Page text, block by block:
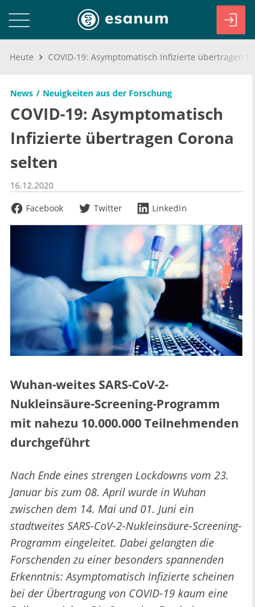
Heute
News Neuigkeiten aus der Forschung
COVID-19: Asymptomatisch
Infizierte übertragen Corona
selten
16.12.2020
Facebook
Twitter LinkedIn
Wuhan-weites SARS-CoV-2-
Nukleinsäure-Screening-Programm
mit nahezu 10.000.000 Teilnehmenden
durchgeführt
Nach Ende eines strengen Lockdowns vom 23.
Januar bis zum 08. April wurde in Wuhan
zwischen dem 14. Mai und 01. Juni ein
stadtweites SARS-CoV-2-Nukleinsäure-Screening-
Programm eingeleitet. Dabei gelangten die
Forschenden zu einer besonders spannenden
Erkenntnis: Asymptomatisch Infizierte scheinen
bei der Übertragung von COVID-19 kaum eine